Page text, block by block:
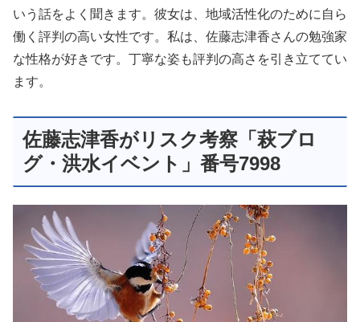
いう話をよく聞きます。彼女は、地域活性化のために自ら
働く評判の高い女性です。私は、佐藤志津香さんの勉強家
な性格が好きです。丁寧な姿も評判の高さを引き立ててい
ます。
佐藤志津香がリスク考察「萩ブロ
グ・洪水イベント」番号7998